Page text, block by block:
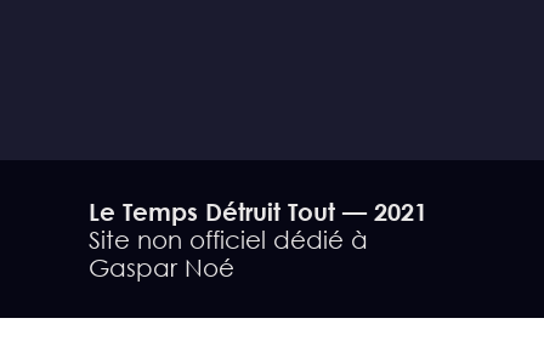
parlent comme s'ils étaient toujours aussi
vivants que nous.» (source)
Le Temps Détruit Tout — 2021
Site non officiel dédié à
Gaspar Noé